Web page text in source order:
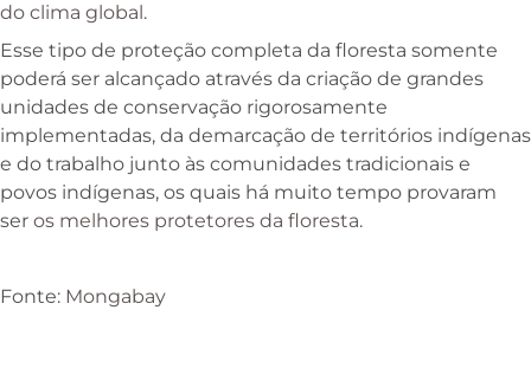
do clima global .
Esse tipo de proteção completa da floresta somente
poderá ser alcançado através da criação de grandes
unidades de conservação rigorosamente
implementadas, da demarcação de territórios indígenas
e do trabalho junto às comunidades tradicionais e
povos indígenas, os quais há muito tempo provaram
ser os melhores protetores da floresta.
Fonte: Mongabay